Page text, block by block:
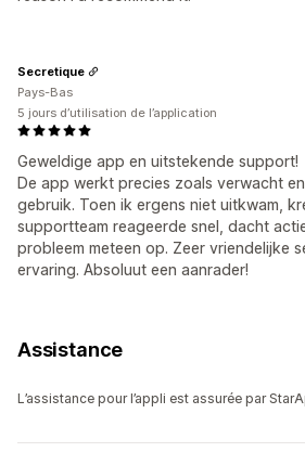
Geweldige app en uitstekende support!
De app werkt precies zoals verwacht
gebruik. Toen ik ergens niet uitkwam,
supportteam reageerde snel, dacht
probleem meteen op. Zeer vriendelijke
ervaring. Absoluut een aanrader!
Secretique
Pays-Bas
5 jours d’utilisation de l’application
Assistance
L’assistance pour l’appli est assurée par